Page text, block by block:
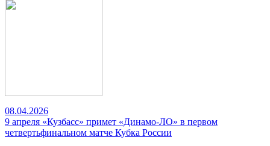
08.04.2026
9 апреля «Кузбасс» примет «Динамо-ЛО» в первом
четвертьфинальном матче Кубка России